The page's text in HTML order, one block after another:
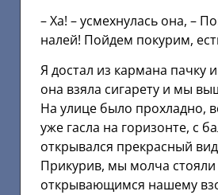
– Ха! – усмехнулась она, –
налей! Пойдем покурим,
Я достал из кармана пачку
она взяла сигарету и мы
На улице было прохладно,
уже гасла на горизонте, с
открывался прекрасный
Прикурив, мы молча
открывающимся нашему